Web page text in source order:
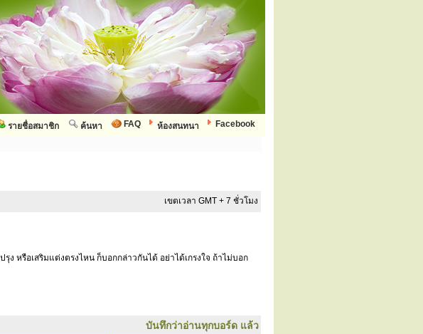
Facebook
ห้องสนทนา
FAQ
ค้นหา
รายชื่อสมาชิก
เขตเวลา GMT + 7 ชั่วโมง
หรือเสริมแต่งตรงไหน ก็บอกกล่าวกันได้ อย่าได้เกรงใจ ถ้าไม่บอก
บันทึกว่าอ่านทุกบอร์ด แล้ว